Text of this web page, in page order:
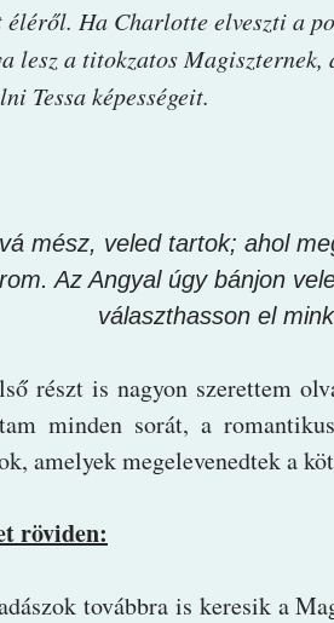
éléről. Ha Charlotte elveszti a
lesz a titokzatos
Tessa képességeit.
mész, veled tartok; ahol
Az Angyal úgy bánjon
választhasson el
részt is nagyon szerettem
minden sorát, a
amelyek megelevenedtek a
röviden:
továbbra is keresik a